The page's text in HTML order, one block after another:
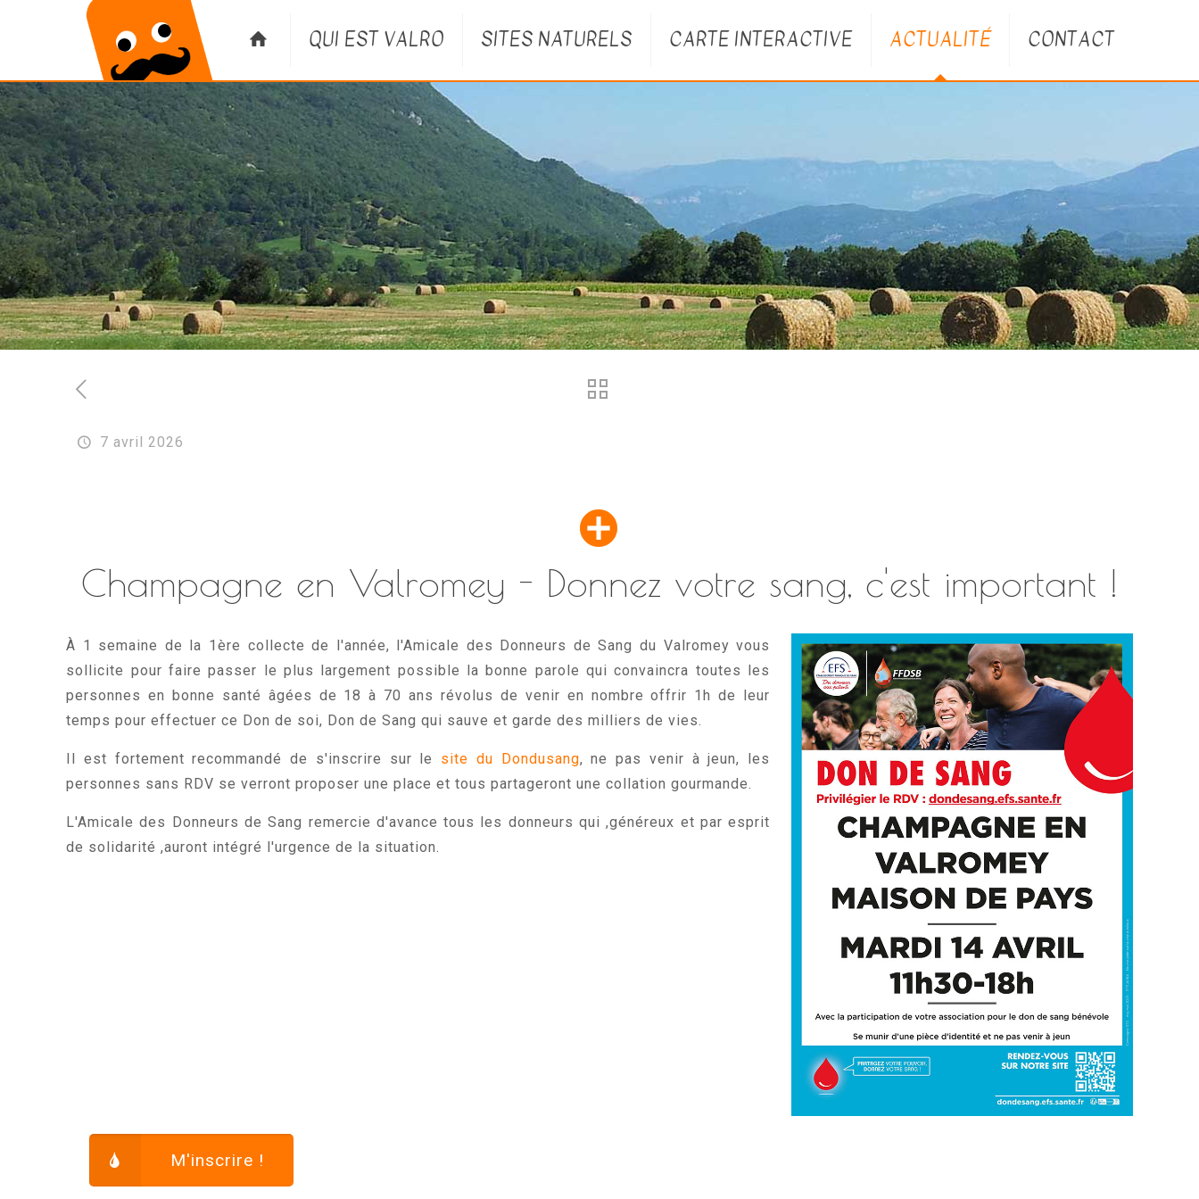
QUI EST VALRO SITES NATURELS CARTE INTERACTIVE ACTUALITÉ CONTACT
7 avril 2026
Champagne en Valromey - Donnez votre sang, c'est important !
À 1 semaine de la 1ère collecte de l'année, l'Amicale des Donneurs de Sang du Valromey vous
sollicite pour faire passer le plus largement possible la bonne parole qui convaincra toutes les
personnes en bonne santé âgées de 18 à 70 ans révolus de venir en nombre offrir 1h de leur
temps pour effectuer ce Don de soi, Don de Sang qui sauve et garde des milliers de vies.
Il est fortement recommandé de s'inscrire sur le site du Dondusang, ne pas venir à jeun, les
personnes sans RDV se verront proposer une place et tous partageront une collation gourmande.
L'Amicale des Donneurs de Sang remercie d'avance tous les donneurs qui ,généreux et par esprit
de solidarité ,auront intégré l'urgence de la situation.
M'inscrire !